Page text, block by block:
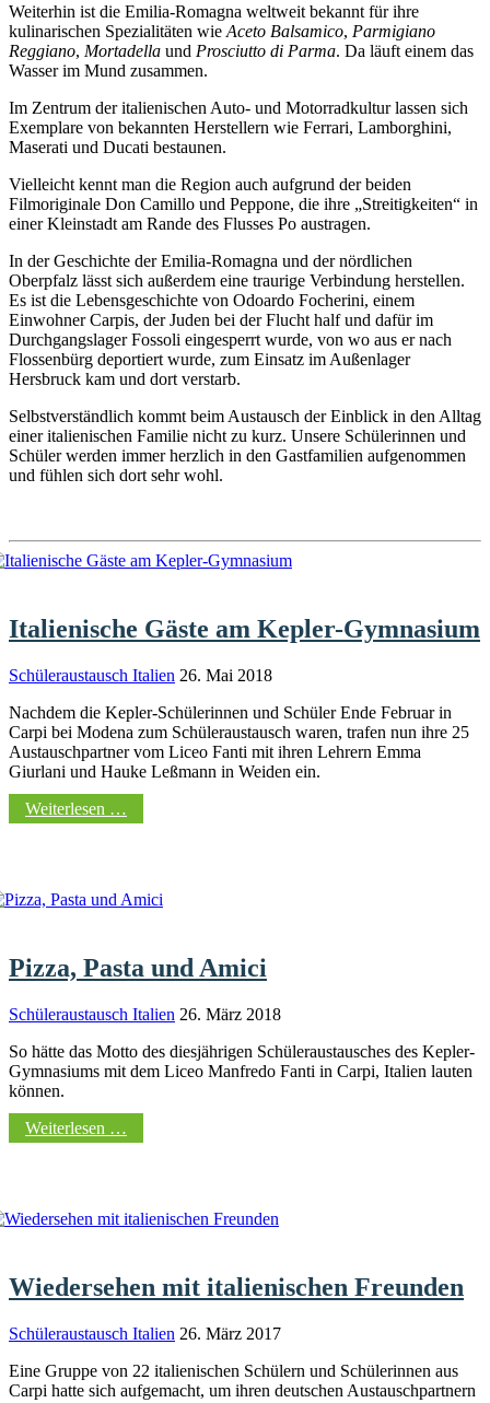
Weiterhin ist die Emilia-Romagna weltweit bekannt für ihre
kulinarischen Spezialitäten wie Aceto Balsamico, Parmigiano
Reggiano, Mortadella und Prosciutto di Parma. Da läuft einem das
Wasser im Mund zusammen.
Im Zentrum der italienischen Auto- und Motorradkultur lassen sich
Exemplare von bekannten Herstellern wie Ferrari, Lamborghini,
Maserati und Ducati bestaunen.
Vielleicht kennt man die Region auch aufgrund der beiden
Filmoriginale Don Camillo und Peppone, die ihre „Streitigkeiten“ in
einer Kleinstadt am Rande des Flusses Po austragen.
In der Geschichte der Emilia-Romagna und der nördlichen
Oberpfalz lässt sich außerdem eine traurige Verbindung herstellen.
Es ist die Lebensgeschichte von Odoardo Focherini, einem
Einwohner Carpis, der Juden bei der Flucht half und dafür im
Durchgangslager Fossoli eingesperrt wurde, von wo aus er nach
Flossenbürg deportiert wurde, zum Einsatz im Außenlager
Hersbruck kam und dort verstarb.
Selbstverständlich kommt beim Austausch der Einblick in den Alltag
einer italienischen Familie nicht zu kurz. Unsere Schülerinnen und
Schüler werden immer herzlich in den Gastfamilien aufgenommen
und fühlen sich dort sehr wohl.
Italienische Gäste am Kepler-Gymnasium
Schüleraustausch Italien 26. Mai 2018
Nachdem die Kepler-Schülerinnen und Schüler Ende Februar in
Carpi bei Modena zum Schüleraustausch waren, trafen nun ihre 25
Austauschpartner vom Liceo Fanti mit ihren Lehrern Emma
Giurlani und Hauke Leßmann in Weiden ein.
Weiterlesen …
Pizza, Pasta und Amici
Schüleraustausch Italien 26. März 2018
So hätte das Motto des diesjährigen Schüleraustausches des Kepler-
Gymnasiums mit dem Liceo Manfredo Fanti in Carpi, Italien lauten
können.
Weiterlesen …
Wiedersehen mit italienischen Freunden
Schüleraustausch Italien 26. März 2017
Eine Gruppe von 22 italienischen Schülern und Schülerinnen aus
Carpi hatte sich aufgemacht, um ihren deutschen Austauschpartnern